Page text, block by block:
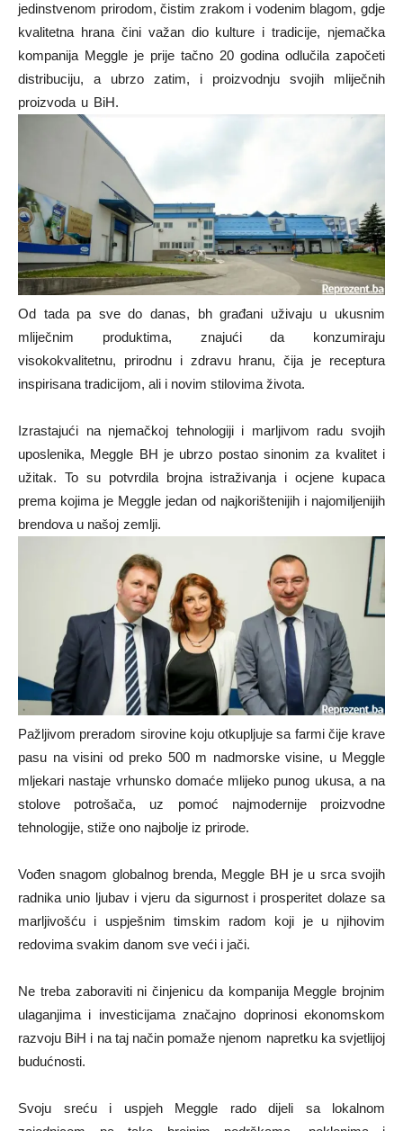
jedinstvenom prirodom, čistim zrakom i vodenim blagom, gdje
kvalitetna hrana čini važan dio kulture i tradicije, njemačka
kompanija Meggle je prije tačno 20 godina odlučila započeti
distribuciju, a ubrzo zatim, i proizvodnju svojih mliječnih
proizvoda u BiH.
Od tada pa sve do danas, bh građani uživaju u ukusnim
mliječnim produktima, znajući da konzumiraju
visokokvalitetnu, prirodnu i zdravu hranu, čija je receptura
inspirisana tradicijom, ali i novim stilovima života.
Izrastajući na njemačkoj tehnologiji i marljivom radu svojih
uposlenika, Meggle BH je ubrzo postao sinonim za kvalitet i
užitak. To su potvrdila brojna istraživanja i ocjene kupaca
prema kojima je Meggle jedan od najkorištenijih i najomiljenijih
brendova u našoj zemlji.
Pažljivom preradom sirovine koju otkupljuje sa farmi čije krave
pasu na visini od preko 500 m nadmorske visine, u Meggle
mljekari nastaje vrhunsko domaće mlijeko punog ukusa, a na
stolove potrošača, uz pomoć najmodernije proizvodne
tehnologije, stiže ono najbolje iz prirode.
Vođen snagom globalnog brenda, Meggle BH je u srca svojih
radnika unio ljubav i vjeru da sigurnost i prosperitet dolaze sa
marljivošću i uspješnim timskim radom koji je u njihovim
redovima svakim danom sve veći i jači.
Ne treba zaboraviti ni činjenicu da kompanija Meggle brojnim
ulaganjima i investicijama značajno doprinosi ekonomskom
razvoju BiH i na taj način pomaže njenom napretku ka svjetlijoj
budućnosti.
Svoju sreću i uspjeh Meggle rado dijeli sa lokalnom